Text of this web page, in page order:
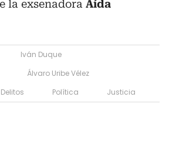
la exsenadora Aída
Iván Duque
Álvaro Uribe Vélez
Delitos Política Justicia